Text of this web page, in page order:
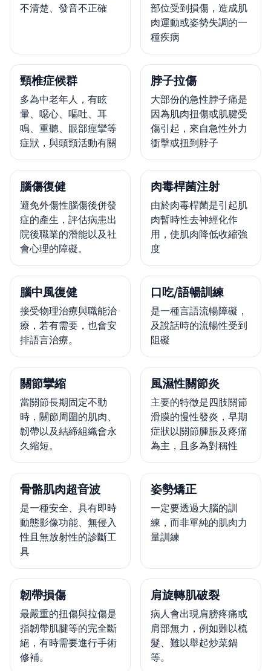
不清楚、發音不正確
部位受到損傷，造成肌
肉運動或姿勢失調的一
種疾病
頸椎症候群
多為中老年人，有眩
暈、噁心、嘔吐、耳
鳴、重聽、眼部痙攣等
症狀，與頭頸活動有關
脖子拉傷
大部份的急性脖子痛是
因為肌肉扭傷或肌腱受
傷引起，來自急性外力
衝擊或扭到脖子
腦傷復健
避免外傷性腦傷後併發
症的產生，評估病患出
院後職業的潛能以及社
會心理的障礙。
肉毒桿菌注射
由於肉毒桿菌是引起肌
肉暫時性去神經化作
用，使肌肉降低收縮強
度
腦中風復健
接受物理治療與職能治
療，若有需要，也會安
排語言治療。
口吃/語暢訓練
是一種言語流暢障礙，
及說話時的流暢性受到
阻礙
關節攣縮
當關節長期固定不動
時，關節周圍的肌肉、
韌帶以及結締組織會永
久縮短。
風濕性關節炎
主要的特徵是四肢關節
滑膜的慢性發炎，早期
症狀以關節腫脹及疼痛
為主，且多為對稱性
骨骼肌肉超音波
是一種安全、具有即時
動態影像功能、無侵入
性且無放射性的診斷工
具
姿勢矯正
一定要透過大腦的訓
練，而非單純的肌肉力
量訓練
韌帶損傷
最嚴重的扭傷與拉傷是
指韌帶肌腱等的完全斷
絕，有時需要進行手術
修補。
肩旋轉肌破裂
病人會出現肩膀疼痛或
肩部無力，例如難以梳
髮、難以舉起炒菜鍋
等。